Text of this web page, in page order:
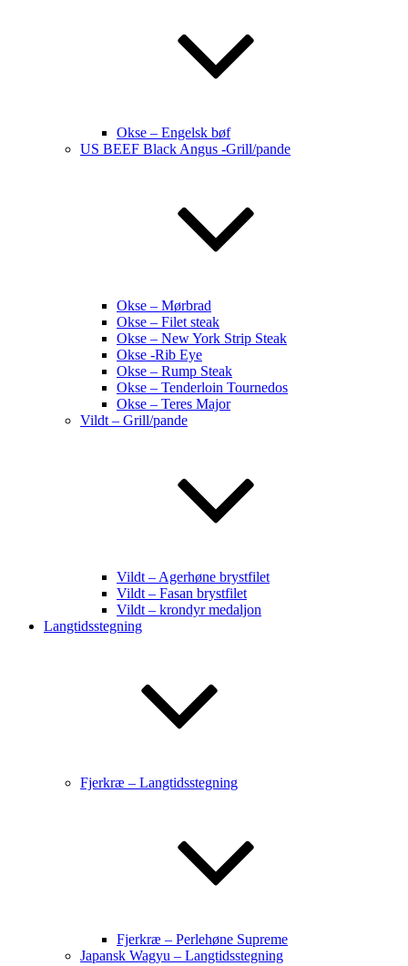
Okse – Engelsk bøf
US BEEF Black Angus -Grill/pande
Okse – Mørbrad
Okse – Filet steak
Okse – New York Strip Steak
Okse -Rib Eye
Okse – Rump Steak
Okse – Tenderloin Tournedos
Okse – Teres Major
Vildt – Grill/pande
Vildt – Agerhøne brystfilet
Vildt – Fasan brystfilet
Vildt – krondyr medaljon
Langtidsstegning
Fjerkræ – Langtidsstegning
Fjerkræ – Perlehøne Supreme
Japansk Wagyu – Langtidsstegning